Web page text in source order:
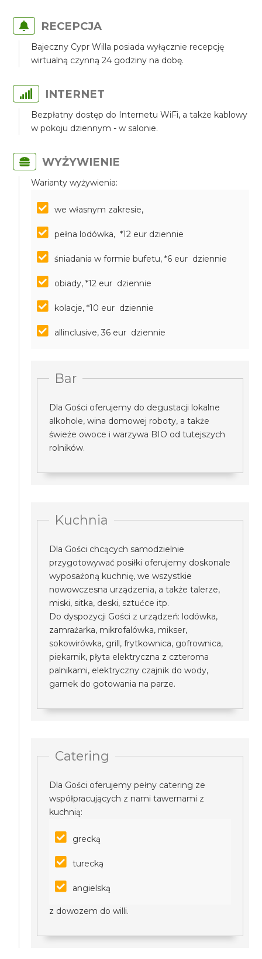
RECEPCJA
Bajeczny Cypr Willa posiada wyłącznie recepcję
wirtualną czynną 24 godziny na dobę.
INTERNET
Bezpłatny dostęp do Internetu WiFi, a także kablowy
w pokoju dziennym - w salonie.
WYŻYWIENIE
Warianty wyżywienia:
we własnym zakresie,
pełna lodówka, *12 eur dziennie
śniadania w formie bufetu, *6 eur dziennie
obiady, *12 eur dziennie
kolacje, *10 eur dziennie
allinclusive, 36 eur dziennie
Bar
Dla Gości oferujemy do degustacji lokalne
alkohole, wina domowej roboty, a także
świeże owoce i warzywa BIO od tutejszych
rolników.
Kuchnia
Dla Gości chcących samodzielnie
przygotowywać posiłki oferujemy doskonale
wyposażoną kuchnię, we wszystkie
nowowczesna urządzenia, a także talerze,
miski, sitka, deski, sztućce itp.
Do dyspozycji Gości z urządzeń: lodówka,
zamrażarka, mikrofalówka, mikser,
sokowirówka, grill, frytkownica, gofrownica,
piekarnik, płyta elektryczna z czteroma
palnikami, elektryczny czajnik do wody,
garnek do gotowania na parze.
Catering
Dla Gości oferujemy pełny catering ze
współpracujących z nami tawernami z
kuchnią:
grecką
turecką
angielską
z dowozem do willi.